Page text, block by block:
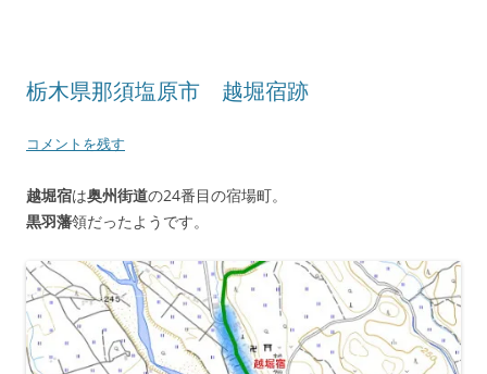
栃木県那須塩原市 越堀宿跡
コメントを残す
越堀宿は奥州街道の24番目の宿場町。
黒羽藩領だったようです。